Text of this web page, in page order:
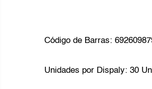
Código de Barras:
Unidades por Dispaly: 30